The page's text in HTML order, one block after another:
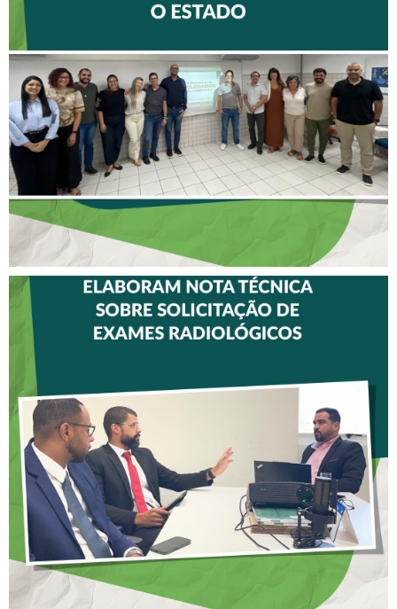
DELEGADOS REFORÇA
AÇÕES PARA TODO O
ESTADO
INICIAM ELABORAÇÃO DE
NOTA TÉCNICA SOBRE
SOLICITAÇÃO DE EXAMES
RADIOLÓGICOS